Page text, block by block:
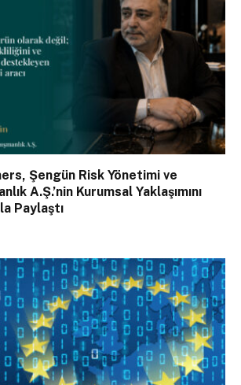
Şengün Risk Yönetimi ve
A.Ş.’nin Kurumsal Yaklaşımını
Paylaştı